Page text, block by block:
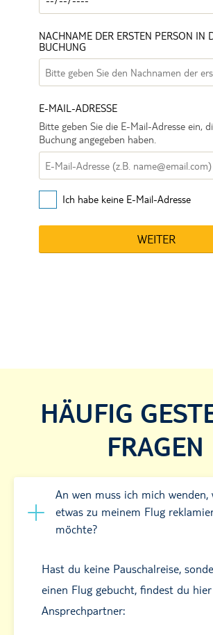
HÄUFIG
FRAGEN
An wen muss ich mich wenden,
etwas zu meinem Flug
möchte?
Hast du keine Pauschalreise,
einen Flug gebucht, findest du
Ansprechpartner: